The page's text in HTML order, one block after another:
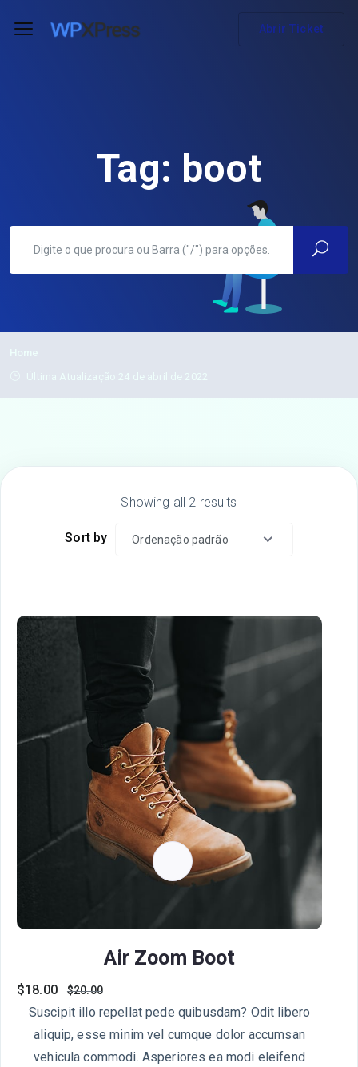
Abrir Ticket
Tag: boot
Home
Última Atualização 24 de abril de 2022
Showing all 2 results
Sort by Ordenação padrão
Air Zoom Boot
$20.00
$18.00
Suscipit illo repellat pede quibusdam? Odit libero
aliquip, esse minim vel cumque dolor accumsan
vehicula commodi. Asperiores ea modi eleifend